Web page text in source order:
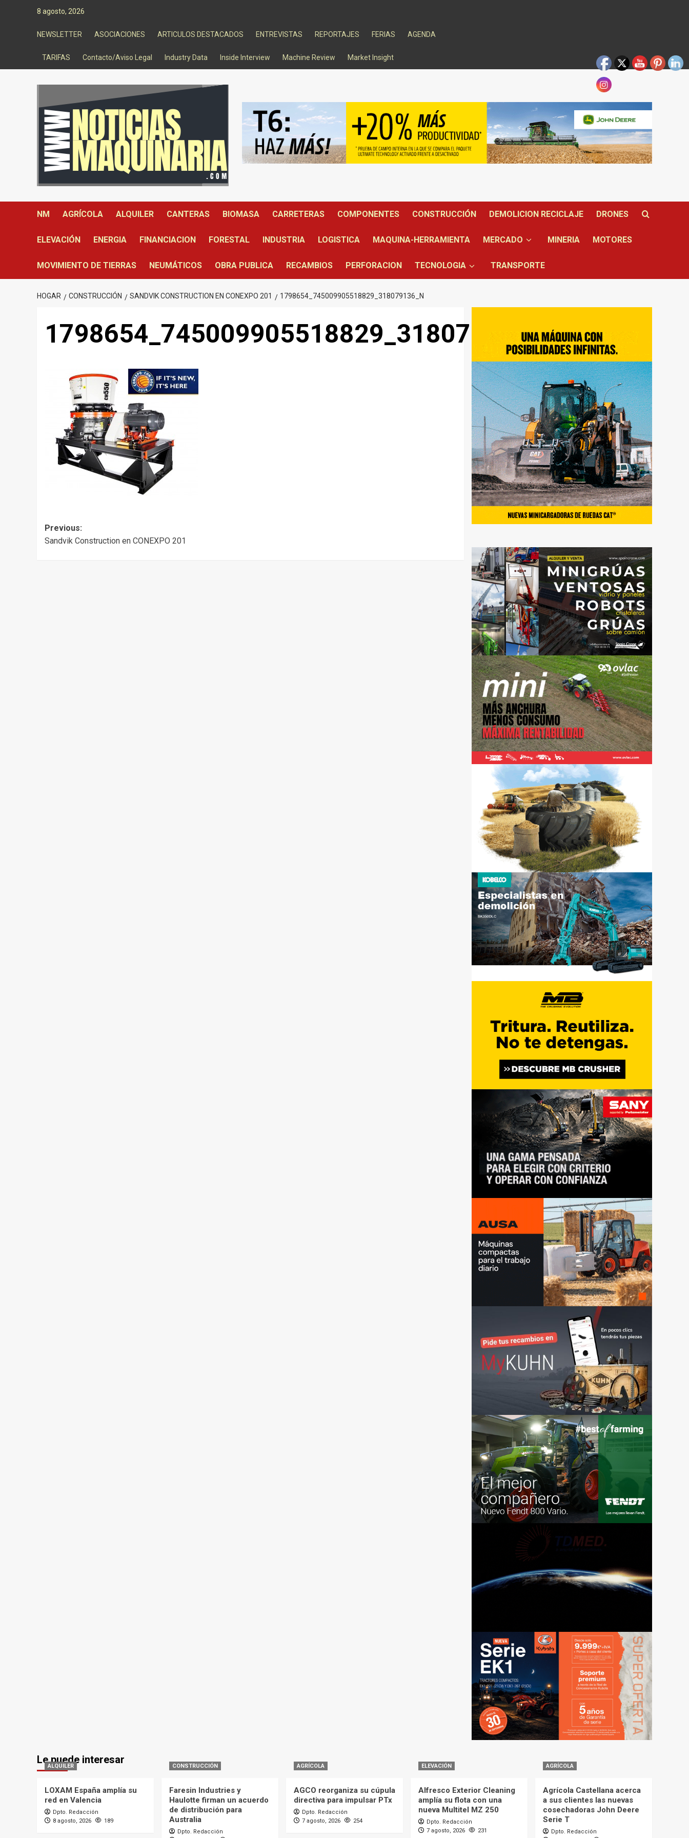
8 agosto, 2026
NEWSLETTER ASOCIACIONES ARTICULOS DESTACADOS ENTREVISTAS REPORTAJES FERIAS AGENDA
TARIFAS Contacto/Aviso Legal Industry Data Inside Interview Machine Review Market Insight
NM AGRÍCOLA ALQUILER CANTERAS BIOMASA CARRETERAS COMPONENTES CONSTRUCCIÓN DEMOLICION RECICLAJE DRONES
ELEVACIÓN ENERGIA FINANCIACION FORESTAL INDUSTRIA LOGISTICA MAQUINA-HERRAMIENTA MERCADO MINERIA MOTORES
MOVIMIENTO DE TIERRAS NEUMÁTICOS OBRA PUBLICA RECAMBIOS PERFORACION TECNOLOGIA TRANSPORTE
HOGAR CONSTRUCCIÓN SANDVIK CONSTRUCTION EN CONEXPO 201 1798654_745009905518829_318079136_N
1798654_745009905518829_318079136_n
Post
Previous:
Sandvik Construction en CONEXPO 201
Le puede interesar
ALQUILER
LOXAM España amplía su
red en Valencia
Dpto. Redacción
8 agosto, 2026
189
CONSTRUCCIÓN
Faresin Industries y
Haulotte firman un acuerdo
de distribución para
Australia
Dpto. Redacción
AGRÍCOLA
AGCO reorganiza su cúpula
directiva para impulsar PTx
Dpto. Redacción
7 agosto, 2026
254
ELEVACIÓN
Alfresco Exterior Cleaning
amplía su flota con una
nueva Multitel MZ 250
Dpto. Redacción
7 agosto, 2026
231
AGRÍCOLA
Agrícola Castellana acerca
a sus clientes las nuevas
cosechadoras John Deere
Serie T
Dpto. Redacción